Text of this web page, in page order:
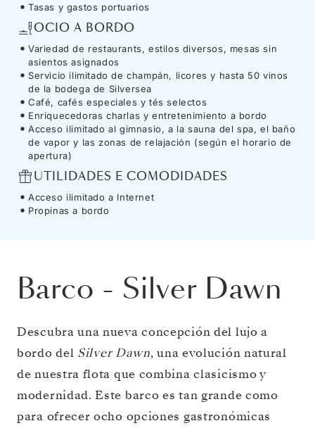
Tasas y gastos portuarios
OCIO A BORDO
Variedad de restaurants, estilos diversos, mesas sin
asientos asignados
Servicio ilimitado de champán, licores y hasta 50 vinos
de la bodega de Silversea
Café, cafés especiales y tés selectos
Enriquecedoras charlas y entretenimiento a bordo
Acceso ilimitado al gimnasio, a la sauna del spa, el baño
de vapor y las zonas de relajación (según el horario de
apertura)
UTILIDADES E COMODIDADES
Acceso ilimitado a Internet
Propinas a bordo
Barco - Silver Dawn
Descubra una nueva concepción del lujo a
bordo del Silver Dawn, una evolución natural
de nuestra flota que combina clasicismo y
modernidad. Este barco es tan grande como
para ofrecer ocho opciones gastronómicas